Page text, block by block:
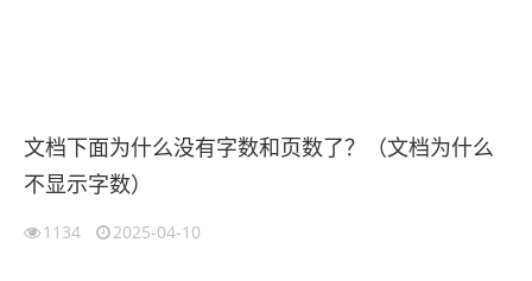
文档下面为什么没有字数和页数了？（文档为什么
不显示字数）
1134 2025-04-10